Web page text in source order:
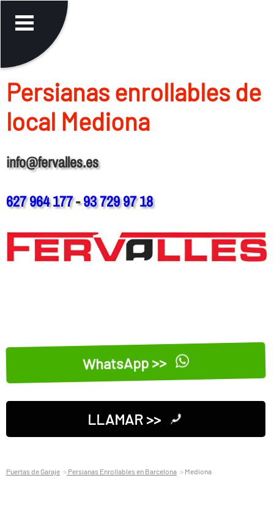
Persianas enrollables de
local Mediona
info@fervalles.es
627 964 177-93 729 97 18
WhatsApp >>
LLAMAR >>
Puertas de Garaje Persianas Enrollables en Barcelona Mediona